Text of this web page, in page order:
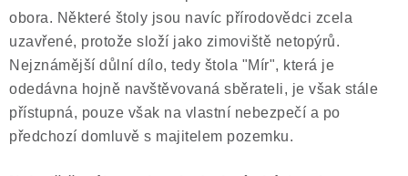
obora. Některé štoly jsou navíc přírodovědci zcela
uzavřené, protože složí jako zimoviště netopýrů.
Nejznámější důlní dílo, tedy štola "Mír", která je
odedávna hojně navštěvovaná sběrateli, je však stále
přístupná, pouze však na vlastní nebezpečí a po
předchozí domluvě s majitelem pozemku.